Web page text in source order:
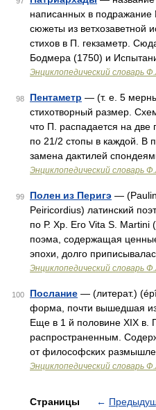
написанных в
сюжеты из ветхозаветной
стихов в П. гекзаметр.
Бодмера (1750) и
Энциклопедический словарь
98 Пентаметр — (т. е. 5
стихотворный размер.
что П. распадается на две
по 21/2 стопы в каждой. В
замена дактилей
Энциклопедический словарь
99 Полен из Перигэ —
Peiricordius) латинский
по Р. Хр. Его Vita S. Martini
поэма, содержащая
эпохи, долго
Энциклопедический словарь
100 Послание — (литерат.)
форма, почти вышедшая из
Еще в 1 й половине XIX в.
распространенным.
от философских
Энциклопедический словарь
Страницы ←